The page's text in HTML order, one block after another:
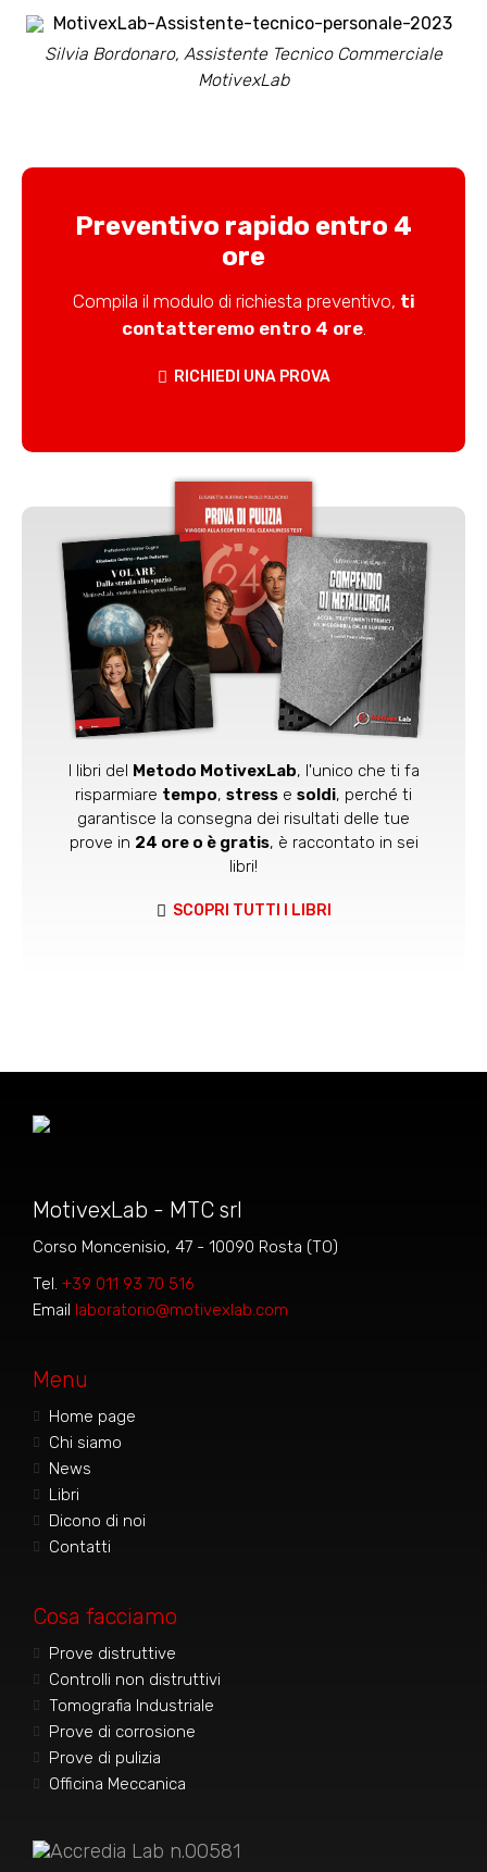
Silvia Bordonaro, Assistente Tecnico Commerciale
MotivexLab
Preventivo rapido entro 4
ore
Compila il modulo di richiesta preventivo, ti
contatteremo entro 4 ore.
RICHIEDI UNA PROVA
I libri del Metodo MotivexLab, l'unico che ti fa
risparmiare tempo, stress e soldi, perché ti
garantisce la consegna dei risultati delle tue
prove in 24 ore o è gratis, è raccontato in sei
libri!
SCOPRI TUTTI I LIBRI
MotivexLab - MTC srl
Corso Moncenisio, 47 - 10090 Rosta (TO)
Tel. +39 011 93 70 516
Email laboratorio@motivexlab.com
Menu
Home page
Chi siamo
News
Libri
Dicono di noi
Contatti
Cosa facciamo
Prove distruttive
Controlli non distruttivi
Tomografia Industriale
Prove di corrosione
Prove di pulizia
Officina Meccanica
Accredia Lab n.00581